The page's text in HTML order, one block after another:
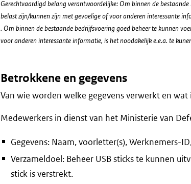
Gerechtvaardigd belang verantwoordelijke: Om binnen de
belast zijn/kunnen zijn met gevoelige of voor anderen interessante
. Om binnen de bestaande bedrijfsvoering goed beheer te kunnen
voor anderen interessante informatie, is het noodakelijk e.e.a. te
Betrokkene en gegevens
Van wie worden welke gegevens verwerkt en
Medewerkers in dienst van het Ministerie van
Gegevens: Naam, voorletter(s), Werknemers-
Verzameldoel: Beheer USB sticks te kunnen
stick is verstrekt.